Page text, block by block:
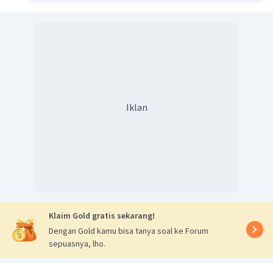
Iklan
Klaim Gold gratis sekarang!
Dengan Gold kamu bisa tanya soal ke Forum
sepuasnya, lho.